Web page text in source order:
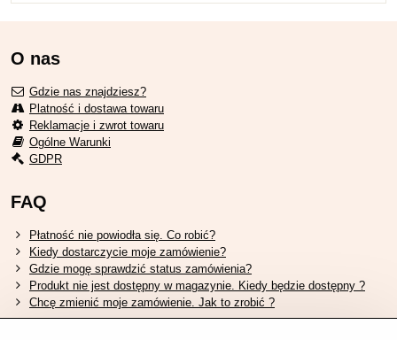
O nas
Gdzie nas znajdziesz?
Platność i dostawa towaru
Reklamacje i zwrot towaru
Ogólne Warunki
GDPR
FAQ
Płatność nie powiodła się. Co robić?
Kiedy dostarczycie moje zamówienie?
Gdzie mogę sprawdzić status zamówienia?
Produkt nie jest dostępny w magazynie. Kiedy będzie dostępny ?
Chcę zmienić moje zamówienie. Jak to zrobić ?